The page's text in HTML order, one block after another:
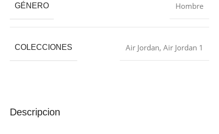
Descripcion
GÉNERO Hombre
COLECCIONES Air Jordan, Air Jordan 1